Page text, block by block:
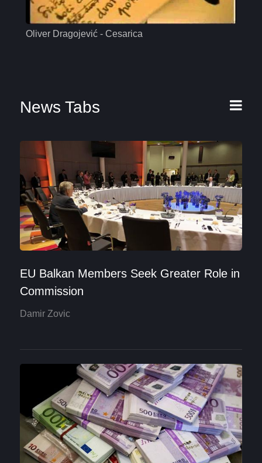
Oliver Dragojević - Cesarica
News Tabs
EU Balkan Members Seek Greater Role in
Commission
Damir Zovic